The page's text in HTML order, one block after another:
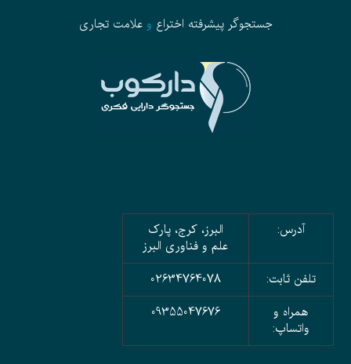
جستجوگر پیشرفته اختراع وعلامت تجاری
آدرس:
البرز، کرج، پارک
علم و فناوری البرز
تلفن ثابت:
02634764078
همراه و
واتساپ:
09355047676